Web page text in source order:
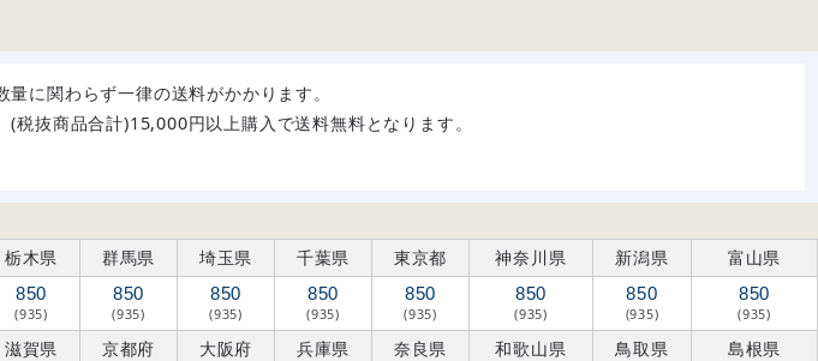
量に関わらず一律の送料がかかります。
(税抜商品合計)15,000円以上購入で送料無料となります。
栃木県 群馬県 埼玉県 千葉県 東京都 神奈川県 新潟県 富山県
850
(935)
850
(935)
850
(935)
850
(935)
850
(935)
850
(935)
850
(935)
850
(935)
滋賀県 京都府 大阪府 兵庫県 奈良県 和歌山県 鳥取県 島根県